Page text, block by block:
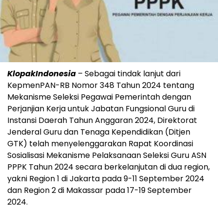
KlopakIndonesia – Sebagai tindak lanjut dari
KepmenPAN-RB Nomor 348 Tahun 2024 tentang
Mekanisme Seleksi Pegawai Pemerintah dengan
Perjanjian Kerja untuk Jabatan Fungsional Guru di
Instansi Daerah Tahun Anggaran 2024, Direktorat
Jenderal Guru dan Tenaga Kependidikan (Ditjen
GTK) telah menyelenggarakan Rapat Koordinasi
Sosialisasi Mekanisme Pelaksanaan Seleksi Guru ASN
PPPK Tahun 2024 secara berkelanjutan di dua region,
yakni Region 1 di Jakarta pada 9-11 September 2024
dan Region 2 di Makassar pada 17-19 September
2024.